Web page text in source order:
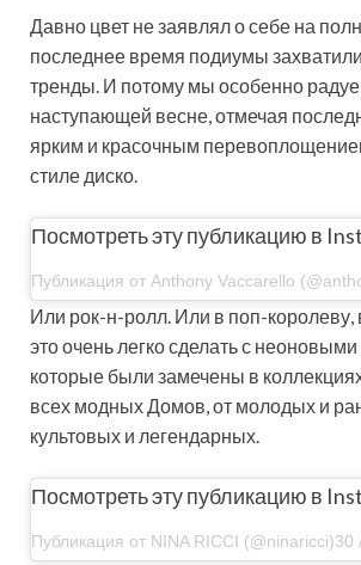
Давно цвет не заявлял о себе на
последнее время подиумы
тренды. И потому мы особенно
наступающей весне, отмечая
ярким и красочным
стиле диско.
Посмотреть эту публикацию в
Или рок-­н-ролл. Или в поп-­королеву,
это очень легко сделать с
которые были замечены в
всех модных Домов, от молодых и
культовых и легендарных.
Посмотреть эту публикацию в